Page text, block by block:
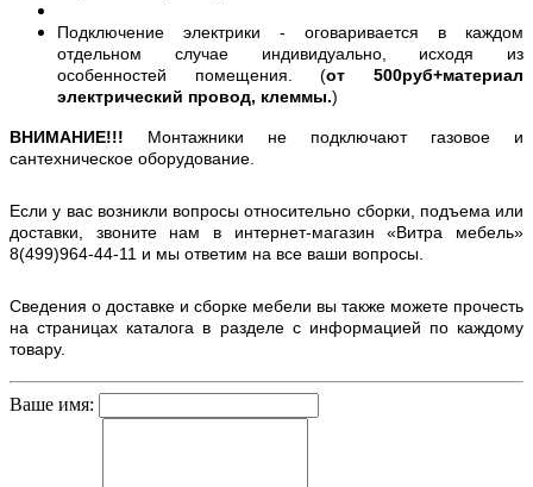
Подключение электрики - оговаривается в каждом
отдельном случае индивидуально, исходя из
особенностей помещения. (от 500руб+материал
электрический провод, клеммы.)
ВНИМАНИЕ!!! Монтажники не подключают газовое и
сантехническое оборудование.
Если у вас возникли вопросы относительно сборки, подъема или
доставки, звоните нам в интернет-магазин «Витра мебель»
8(499)964-44-11 и мы ответим на все ваши вопросы.
Сведения о доставке и сборке мебели вы также можете прочесть
на страницах каталога в разделе с информацией по каждому
товару.
Ваше имя: